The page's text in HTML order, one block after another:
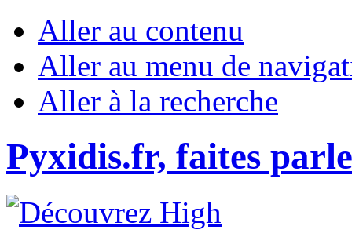
Aller au contenu
Aller au menu de
Aller à la recherche
Pyxidis.fr, faites